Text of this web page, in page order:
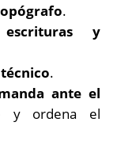
.
y
.
ante el
y ordena el